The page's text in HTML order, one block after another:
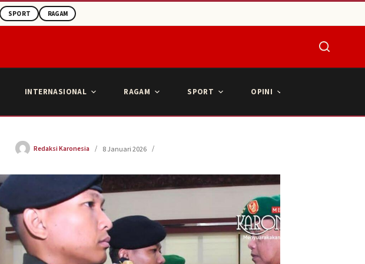
SPORT RAGAM
INTERNASIONAL RAGAM SPORT OPINI
Redaksi Karonesia 8 Januari 2026